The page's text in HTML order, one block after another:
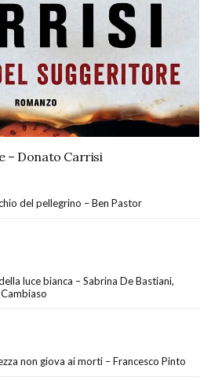
– Donato Carrisi
del pellegrino – Ben Pastor
luce bianca – Sabrina De Bastiani,
non giova ai morti – Francesco Pinto